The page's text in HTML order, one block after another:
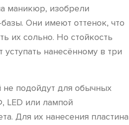
маникюр, изобрели
Они имеют оттенок, что
их сольно. Но стойкость
уступать нанесённому в три
не подойдут для обычных
LED или лампой
Для их нанесения пластина